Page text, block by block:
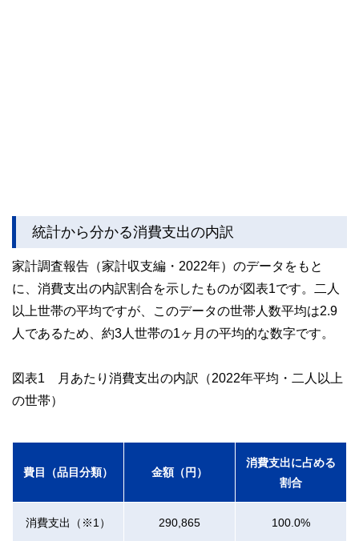
統計から分かる消費支出の内訳
家計調査報告（家計収支編・2022年）のデータをもと
に、消費支出の内訳割合を示したものが図表1です。二人
以上世帯の平均ですが、このデータの世帯人数平均は2.9
人であるため、約3人世帯の1ヶ月の平均的な数字です。
図表1 月あたり消費支出の内訳（2022年平均・二人以上
の世帯）
費目（品目分類） 金額（円）
消費支出に占める
割合
消費支出（※1） 290,865 100.0%